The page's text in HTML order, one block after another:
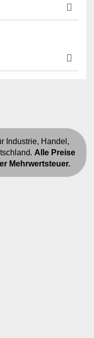
Industrie, Handel,
Alle Preise
Mehrwertsteuer.